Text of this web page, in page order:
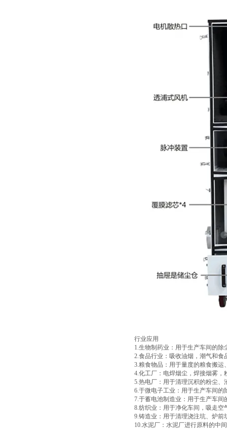
行业应用
1.生物制药业：用于生产车间的除
2.食品行业：吸收油烟，潮气和食
3.粮食物品：用于量度的粮食搬运
4.化工厂：电焊烟尘，焊接烟雾
5.热电厂：用于清理沉积的粉尘
6.于微电子工业：用于生产车间
7.于蓄电池制造业：用于生产车间
8.纺织业：用于净化车间，吸走空
9.铸造业：用于清理浇注坑、炉
10.水泥厂：水泥厂进行原料的中